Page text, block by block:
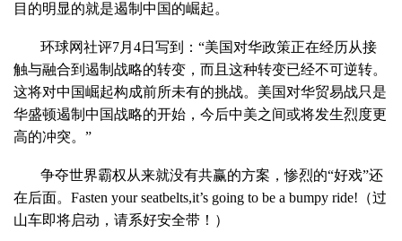
目的明显的就是遏制中国的崛起。
环球网社评7月4日写到：“美国对华政策正在经历从接
触与融合到遏制战略的转变，而且这种转变已经不可逆转。
这将对中国崛起构成前所未有的挑战。美国对华贸易战只是
华盛顿遏制中国战略的开始，今后中美之间或将发生烈度更
高的冲突。”
争夺世界霸权从来就没有共赢的方案，惨烈的“好戏”还
在后面。Fasten your seatbelts,it’s going to be a bumpy ride!（过
山车即将启动，请系好安全带！）